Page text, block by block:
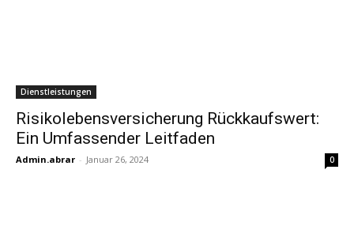
Dienstleistungen
Risikolebensversicherung Rückkaufswert:
Ein Umfassender Leitfaden
Admin.abrar - Januar 26, 2024 0